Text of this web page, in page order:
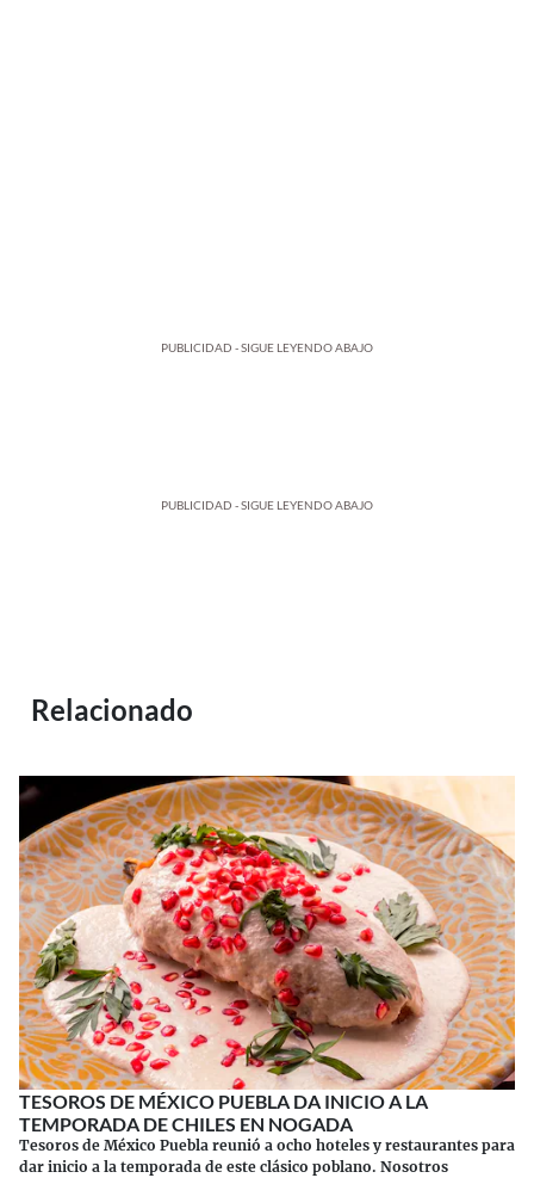
PUBLICIDAD - SIGUE LEYENDO ABAJO
PUBLICIDAD - SIGUE LEYENDO ABAJO
Relacionado
TESOROS DE MÉXICO PUEBLA DA INICIO A LA
TEMPORADA DE CHILES EN NOGADA
Tesoros de México Puebla reunió a ocho hoteles y restaurantes para
dar inicio a la temporada de este clásico poblano. Nosotros